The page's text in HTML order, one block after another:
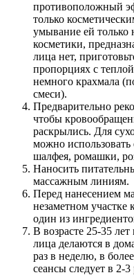
противоположный
только
умывание ей только
косметики,
лица нет,
пропорциях с
немного крахмала
смеси).
Предварительно
чтобы
раскрылись. Для
можно использовать
шалфея, ромашки,
Наносить
массажным линиям.
Перед нанесением
незаметном участке
один из
В возрасте 25-35
лица делаются в
раз в неделю, в
сеансы следует в 2-3